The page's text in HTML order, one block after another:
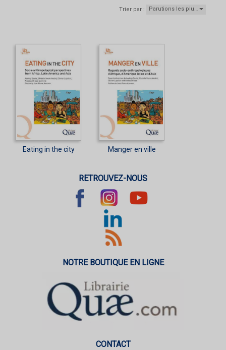
Trier par : Parutions les plu…
Eating in the city Manger en ville
RETROUVEZ-NOUS
NOTRE BOUTIQUE EN LIGNE
CONTACT